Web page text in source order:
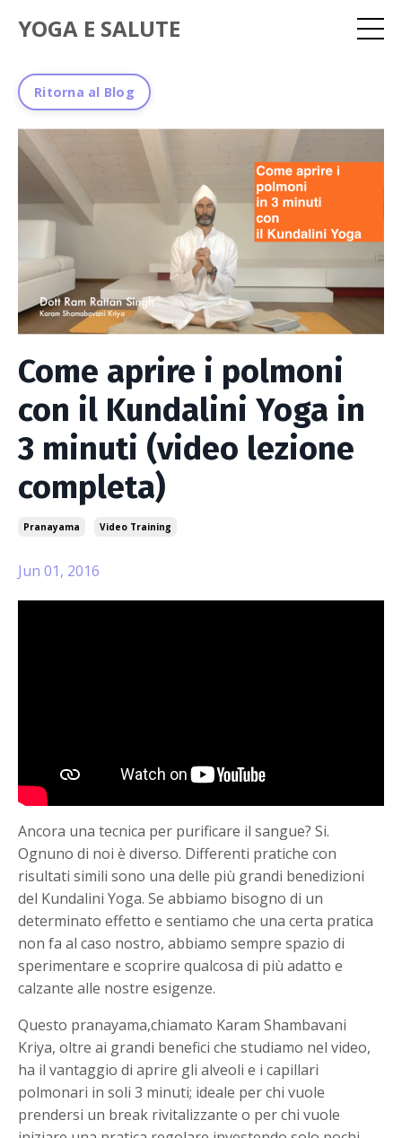
YOGA E SALUTE
Ritorna al Blog
Come aprire i polmoni
con il Kundalini Yoga in
3 minuti (video lezione
completa)
Pranayama Video Training
Jun 01, 2016
Ancora una tecnica per purificare il sangue? Si.
Ognuno di noi è diverso. Differenti pratiche con
risultati simili sono una delle più grandi benedizioni
del Kundalini Yoga. Se abbiamo bisogno di un
determinato effetto e sentiamo che una certa pratica
non fa al caso nostro, abbiamo sempre spazio di
sperimentare e scoprire qualcosa di più adatto e
calzante alle nostre esigenze.
Questo pranayama,chiamato Karam Shambavani
Kriya, oltre ai grandi benefici che studiamo nel video,
ha il vantaggio di aprire gli alveoli e i capillari
polmonari in soli 3 minuti; ideale per chi vuole
prendersi un break rivitalizzante o per chi vuole